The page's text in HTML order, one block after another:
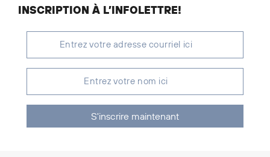
INSCRIPTION À L’INFOLETTRE!
S'inscrire maintenant